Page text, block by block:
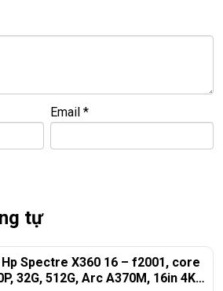
Email*
tự
Spectre X360 16 – f2001, core
32G, 512G, Arc A370M, 16in 4K